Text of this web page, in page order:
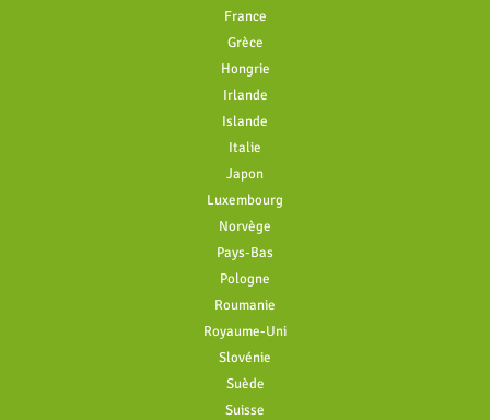
France
Grèce
Hongrie
Irlande
Islande
Italie
Japon
Luxembourg
Norvège
Pays-Bas
Pologne
Roumanie
Royaume-Uni
Slovénie
Suède
Suisse